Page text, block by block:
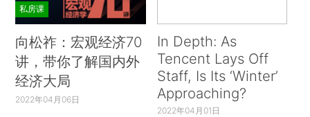
私房课
向松祚：宏观经济70
讲，带你了解国内外
经济大局
2022年04月06日
In Depth: As
Tencent Lays Off
Staff, Is Its ‘Winter’
Approaching?
2022年04月01日